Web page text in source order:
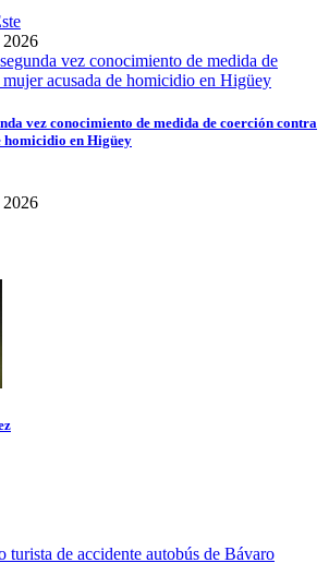
2026
vez conocimiento de medida de coerción contra
homicidio en Higüey
2026